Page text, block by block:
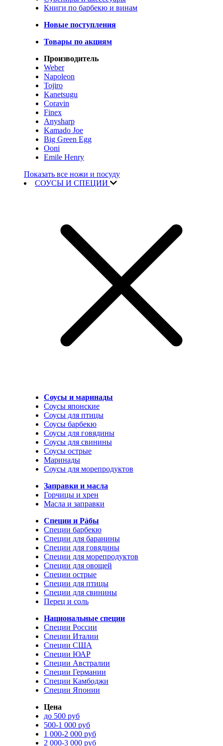
Книги по барбекю и винам
Новые поступления
Товары по акциям
Производитель
Weber
Napoleon
Tojiro
Kanetsugu
Coravin
Finex
Anysharp
Kamado Joe
Big Green Egg
Ooni
Emile Henry
Показать все ножи и посуду
СОУСЫ И СПЕЦИИ
Соусы и маринады
Соусы японские
Соусы для птицы
Соусы барбекю
Соусы для говядины
Соусы для свинины
Соусы острые
Маринады
Соусы для морепродуктов
Заправки и масла
Горчицы и хрен
Масла и заправки
Специи и Рáбы
Специи барбекю
Специи для баранины
Специи для говядины
Специи для морепродуктов
Специи для овощей
Специи острые
Специи для птицы
Специи для свинины
Перец и соль
Национальные специи
Специи России
Специи Италии
Специи США
Специи ЮАР
Специи Австралии
Специи Германии
Специи Камбоджи
Специи Японии
Цена
до 500 руб
500-1 000 руб
1 000-2 000 руб
2 000-3 000 руб